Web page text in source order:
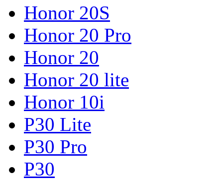
Honor 20S
Honor 20 Pro
Honor 20
Honor 20 lite
Honor 10i
P30 Lite
P30 Pro
P30